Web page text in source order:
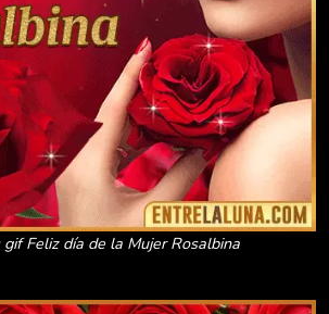
gif Feliz día de la Mujer Rosalbina